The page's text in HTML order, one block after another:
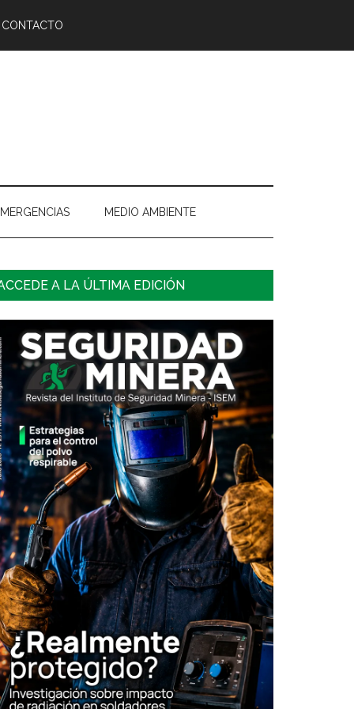
CONTACTO
MEDIO AMBIENTE
A LA ÚLTIMA EDICIÓN